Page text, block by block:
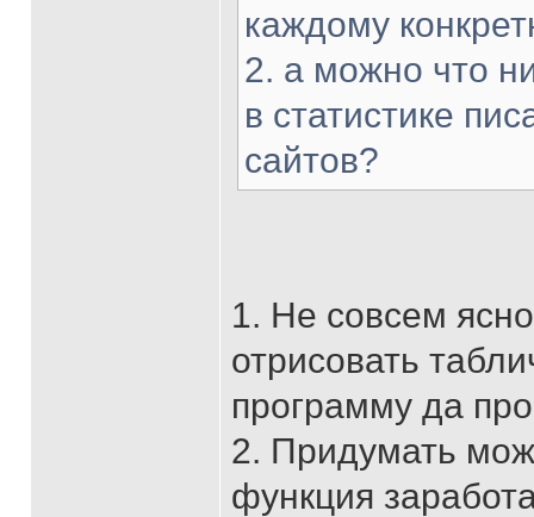
каждому
2. а можно что
в статистике
сайтов?
1. Не совсем
отрисовать
программу да
2. Придумать
функция